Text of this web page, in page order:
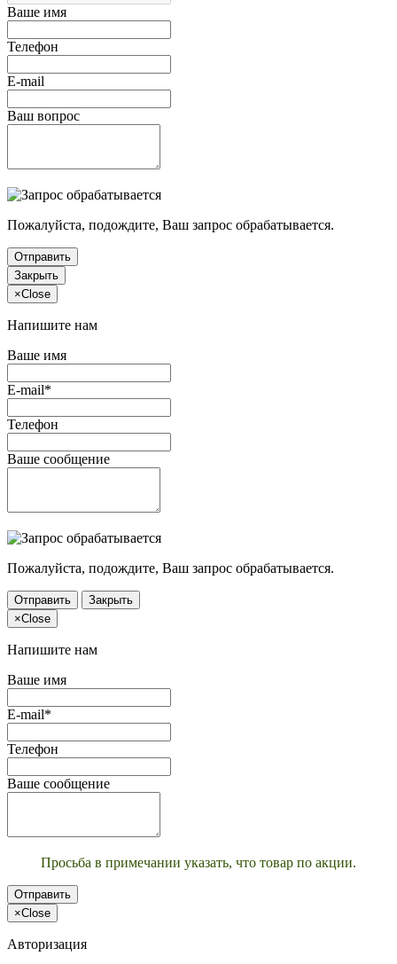
Ваше имя
Телефон
E-mail
Ваш вопрос
Пожалуйста, подождите, Ваш запрос обрабатывается.
Отправить
Закрыть
×Close
Напишите нам
Ваше имя
E-mail*
Телефон
Ваше сообщение
Пожалуйста, подождите, Ваш запрос обрабатывается.
Отправить
Закрыть
×Close
Напишите нам
Ваше имя
E-mail*
Телефон
Ваше сообщение
Просьба в примечании указать, что товар по акции.
Отправить
×Close
Авторизация